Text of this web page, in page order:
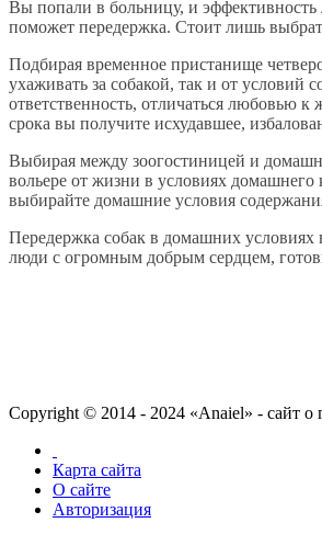
Вы попали в больницу, и эффективность
поможет передержка. Стоит лишь
Подбирая временное пристанище
ухаживать за собакой, так и от условий
ответственность, отличаться любовью
срока вы получите исхудавшее,
Выбирая между зоогостиницей и
вольере от жизни в условиях домашнего
выбирайте домашние условия
Передержка собак в домашних
люди с огромным добрым сердцем,
Copyright © 2014 - 2024 «Anaiel» - сайт
Карта сайта
О сайте
Авторизация